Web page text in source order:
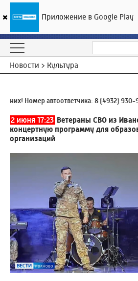
Новости > Культура
Номер автоответчика:8 (4932) 930-
2 июня 17:23 Ветераны СВО из
концертную программу для
организаций
Приложение в Google Play